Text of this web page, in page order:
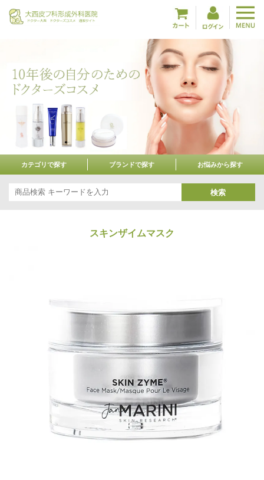
カテゴリで探す ブランドで探す お悩みから探す
検索
スキンザイムマスク